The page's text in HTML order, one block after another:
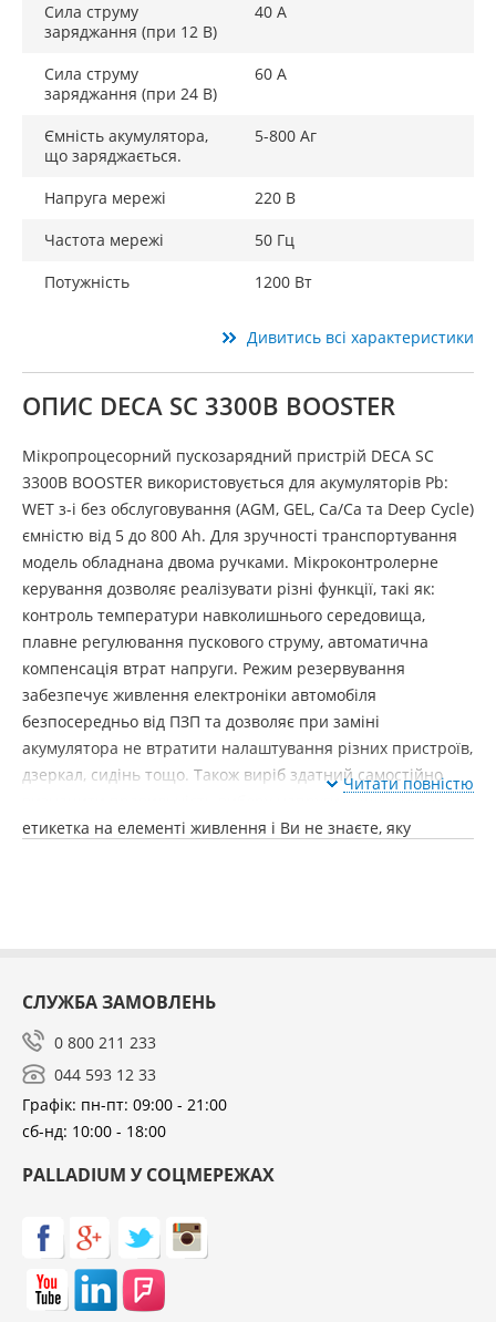
Сила струму
заряджання (при 12 В)
40 А
Сила струму
заряджання (при 24 В)
60 А
Ємність акумулятора,
що заряджається.
5-800 Аг
Напруга мережі
220 В
Частота мережі
50 Гц
Потужність
1200 Вт
Дивитись всі характеристики
ОПИС DECA SC 3300B BOOSTER
Мікропроцесорний пускозарядний пристрій DECA SC
3300B BOOSTER використовується для акумуляторів Pb:
WET з-і без обслуговування (AGM, GEL, Ca/Ca та Deep Cycle)
ємністю від 5 до 800 Ah. Для зручності транспортування
модель обладнана двома ручками. Мікроконтролерне
керування дозволяє реалізувати різні функції, такі як:
контроль температури навколишнього середовища,
плавне регулювання пускового струму, автоматична
компенсація втрат напруги. Режим резервування
забезпечує живлення електроніки автомобіля
безпосередньо від ПЗП та дозволяє при заміні
акумулятора не втратити налаштування різних пристроїв,
дзеркал, сидінь тощо. Також виріб здатний самостійно
етикетка на елементі живлення і Ви не знаєте, яку
Читати повністю
СЛУЖБА ЗАМОВЛЕНЬ
0 800 211 233
044 593 12 33
Графік: пн-пт: 09:00 - 21:00
сб-нд: 10:00 - 18:00
PALLADIUM У СОЦМЕРЕЖАХ